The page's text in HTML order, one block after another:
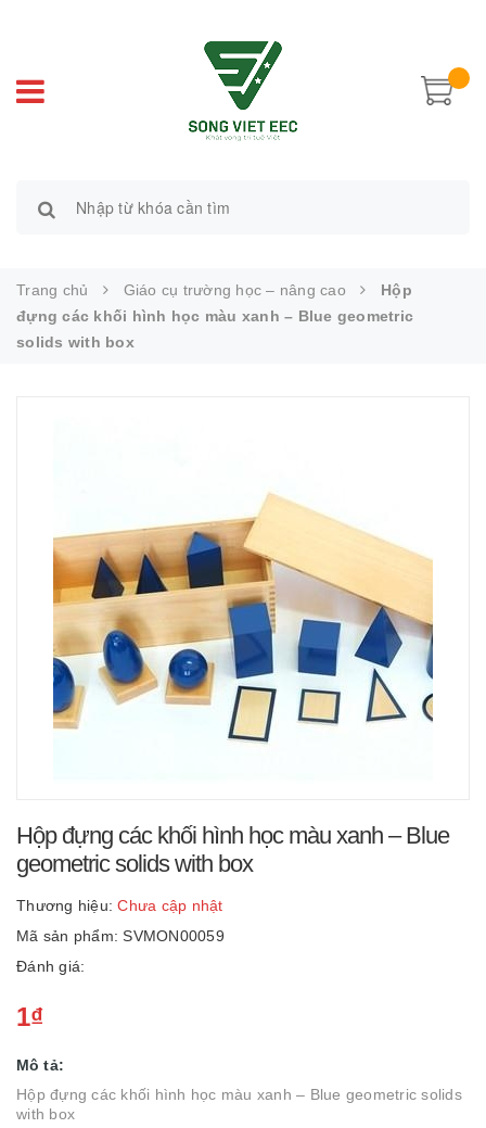
Trang chủ Giáo cụ trường học – nâng cao
Hộp
đựng các khối hình học màu xanh – Blue geometric
solids with box
Hộp đựng các khối hình học màu xanh – Blue
geometric solids with box
Thương hiệu: Chưa cập nhật
Mã sản phẩm: SVMON00059
Đánh giá:
1₫
Mô tả:
Hộp đựng các khối hình học màu xanh – Blue geometric solids
with box